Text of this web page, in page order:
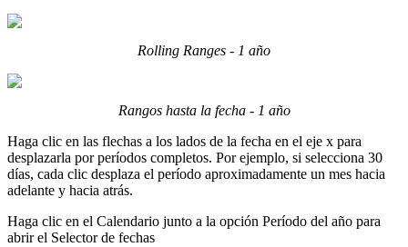
Rolling Ranges - 1 año
Rangos hasta la fecha - 1 año
Haga clic en las flechas a los lados de la fecha en el eje x para
desplazarla por períodos completos. Por ejemplo, si selecciona 30
días, cada clic desplaza el período aproximadamente un mes hacia
adelante y hacia atrás.
Haga clic en el Calendario junto a la opción Período del año para
abrir el Selector de fechas